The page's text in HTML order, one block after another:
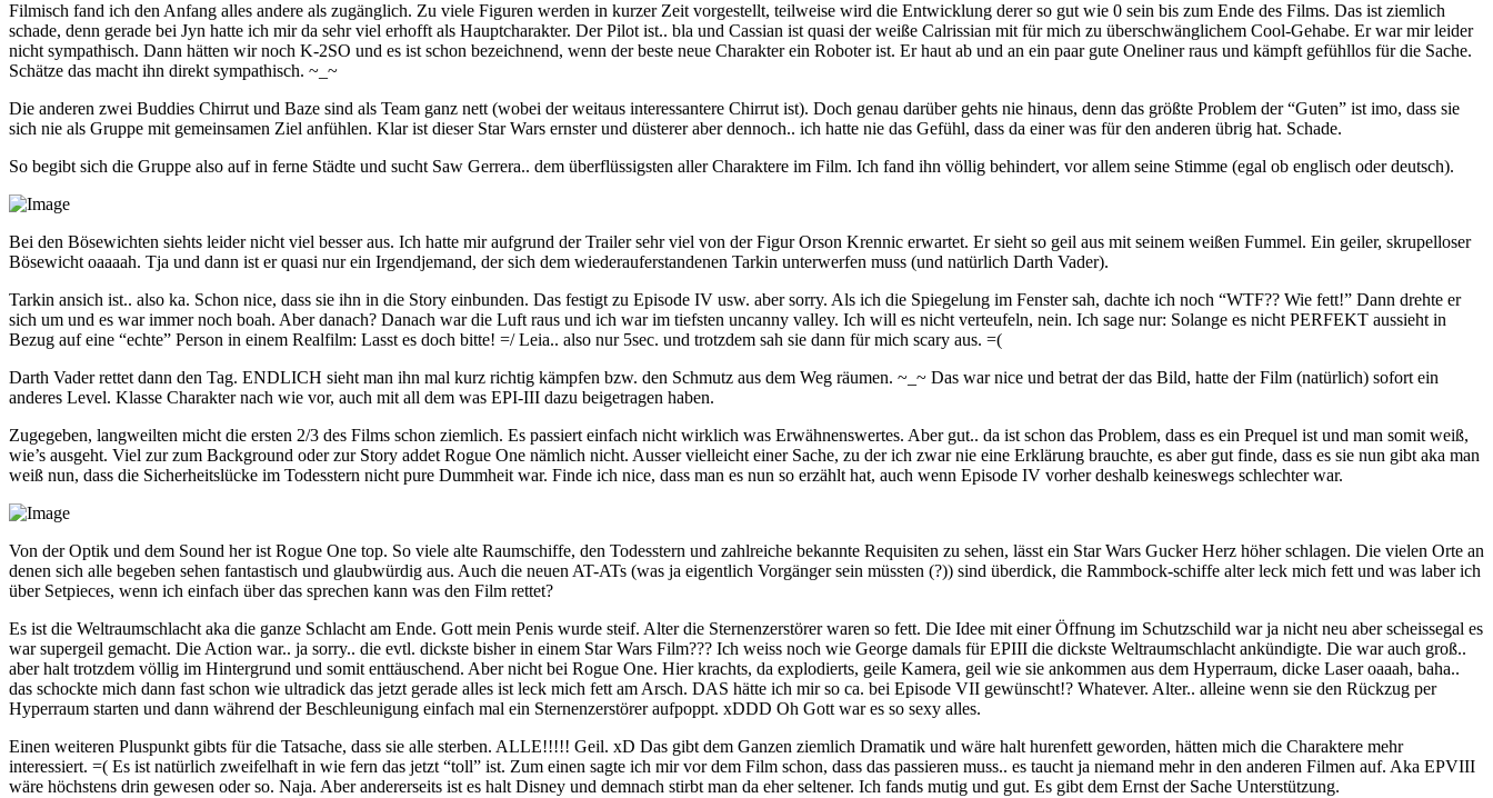
Filmisch fand ich den Anfang alles andere als zugänglich. Zu viele Figuren werden in kurzer Zeit vorgestellt, teilweise wird die Entwicklung derer so gut wie 0 sein bis zum Ende des Films. Das ist ziemlich
schade, denn gerade bei Jyn hatte ich mir da sehr viel erhofft als Hauptcharakter. Der Pilot ist.. bla und Cassian ist quasi der weiße Calrissian mit für mich zu überschwänglichem Cool-Gehabe. Er war mir leider
nicht sympathisch. Dann hätten wir noch K-2SO und es ist schon bezeichnend, wenn der beste neue Charakter ein Roboter ist. Er haut ab und an ein paar gute Oneliner raus und kämpft gefühllos für die Sache.
Schätze das macht ihn direkt sympathisch. ~_~
Die anderen zwei Buddies Chirrut und Baze sind als Team ganz nett (wobei der weitaus interessantere Chirrut ist). Doch genau darüber gehts nie hinaus, denn das größte Problem der “Guten” ist imo, dass sie
sich nie als Gruppe mit gemeinsamen Ziel anfühlen. Klar ist dieser Star Wars ernster und düsterer aber dennoch.. ich hatte nie das Gefühl, dass da einer was für den anderen übrig hat. Schade.
So begibt sich die Gruppe also auf in ferne Städte und sucht Saw Gerrera.. dem überflüssigsten aller Charaktere im Film. Ich fand ihn völlig behindert, vor allem seine Stimme (egal ob englisch oder deutsch).
Bei den Bösewichten siehts leider nicht viel besser aus. Ich hatte mir aufgrund der Trailer sehr viel von der Figur Orson Krennic erwartet. Er sieht so geil aus mit seinem weißen Fummel. Ein geiler, skrupelloser
Bösewicht oaaaah. Tja und dann ist er quasi nur ein Irgendjemand, der sich dem wiederauferstandenen Tarkin unterwerfen muss (und natürlich Darth Vader).
Tarkin ansich ist.. also ka. Schon nice, dass sie ihn in die Story einbunden. Das festigt zu Episode IV usw. aber sorry. Als ich die Spiegelung im Fenster sah, dachte ich noch “WTF?? Wie fett!” Dann drehte er
sich um und es war immer noch boah. Aber danach? Danach war die Luft raus und ich war im tiefsten uncanny valley. Ich will es nicht verteufeln, nein. Ich sage nur: Solange es nicht PERFEKT aussieht in
Bezug auf eine “echte” Person in einem Realfilm: Lasst es doch bitte! =/ Leia.. also nur 5sec. und trotzdem sah sie dann für mich scary aus. =(
Darth Vader rettet dann den Tag. ENDLICH sieht man ihn mal kurz richtig kämpfen bzw. den Schmutz aus dem Weg räumen. ~_~ Das war nice und betrat der das Bild, hatte der Film (natürlich) sofort ein
anderes Level. Klasse Charakter nach wie vor, auch mit all dem was EPI-III dazu beigetragen haben.
Zugegeben, langweilten micht die ersten 2/3 des Films schon ziemlich. Es passiert einfach nicht wirklich was Erwähnenswertes. Aber gut.. da ist schon das Problem, dass es ein Prequel ist und man somit weiß,
wie’s ausgeht. Viel zur zum Background oder zur Story addet Rogue One nämlich nicht. Ausser vielleicht einer Sache, zu der ich zwar nie eine Erklärung brauchte, es aber gut finde, dass es sie nun gibt aka man
weiß nun, dass die Sicherheitslücke im Todesstern nicht pure Dummheit war. Finde ich nice, dass man es nun so erzählt hat, auch wenn Episode IV vorher deshalb keineswegs schlechter war.
Von der Optik und dem Sound her ist Rogue One top. So viele alte Raumschiffe, den Todesstern und zahlreiche bekannte Requisiten zu sehen, lässt ein Star Wars Gucker Herz höher schlagen. Die vielen Orte an
denen sich alle begeben sehen fantastisch und glaubwürdig aus. Auch die neuen AT-ATs (was ja eigentlich Vorgänger sein müssten (?)) sind überdick, die Rammbock-schiffe alter leck mich fett und was laber ich
über Setpieces, wenn ich einfach über das sprechen kann was den Film rettet?
Es ist die Weltraumschlacht aka die ganze Schlacht am Ende. Gott mein Penis wurde steif. Alter die Sternenzerstörer waren so fett. Die Idee mit einer Öffnung im Schutzschild war ja nicht neu aber scheissegal es
war supergeil gemacht. Die Action war.. ja sorry.. die evtl. dickste bisher in einem Star Wars Film??? Ich weiss noch wie George damals für EPIII die dickste Weltraumschlacht ankündigte. Die war auch groß..
aber halt trotzdem völlig im Hintergrund und somit enttäuschend. Aber nicht bei Rogue One. Hier krachts, da explodierts, geile Kamera, geil wie sie ankommen aus dem Hyperraum, dicke Laser oaaah, baha..
das schockte mich dann fast schon wie ultradick das jetzt gerade alles ist leck mich fett am Arsch. DAS hätte ich mir so ca. bei Episode VII gewünscht!? Whatever. Alter.. alleine wenn sie den Rückzug per
Hyperraum starten und dann während der Beschleunigung einfach mal ein Sternenzerstörer aufpoppt. xDDD Oh Gott war es so sexy alles.
Einen weiteren Pluspunkt gibts für die Tatsache, dass sie alle sterben. ALLE!!!!! Geil. xD Das gibt dem Ganzen ziemlich Dramatik und wäre halt hurenfett geworden, hätten mich die Charaktere mehr
interessiert. =( Es ist natürlich zweifelhaft in wie fern das jetzt “toll” ist. Zum einen sagte ich mir vor dem Film schon, dass das passieren muss.. es taucht ja niemand mehr in den anderen Filmen auf. Aka EPVIII
wäre höchstens drin gewesen oder so. Naja. Aber andererseits ist es halt Disney und demnach stirbt man da eher seltener. Ich fands mutig und gut. Es gibt dem Ernst der Sache Unterstützung.